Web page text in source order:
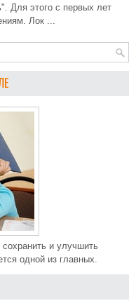
Для этого с первых лет
Лок ...
и улучшить
одной из главных.